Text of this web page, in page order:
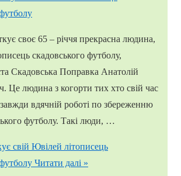
своє 65 – річчя прекрасна людина,
скадовського футболу,
Скадовська Поправка Анатолій
Це людина з когорти тих хто свій час
вдячній роботі по збереженню
футболу. Такі люди, …
свій Ювілей літописець
Читати далі »